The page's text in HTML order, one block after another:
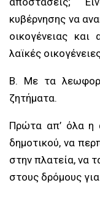
κυβέρνησης να
οικογένειας
λαϊκές
Β. Με τα
ζητήματα.
Πρώτα απ’ όλα η
δημοτικού, να
στην πλατεία, να
στους δρόμους